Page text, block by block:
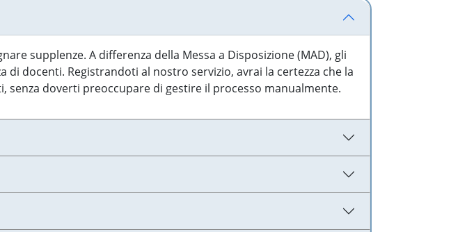
supplenze. A differenza della Messa a Disposizione (MAD), gli
docenti. Registrandoti al nostro servizio, avrai la certezza che la
doverti preoccupare di gestire il processo manualmente.